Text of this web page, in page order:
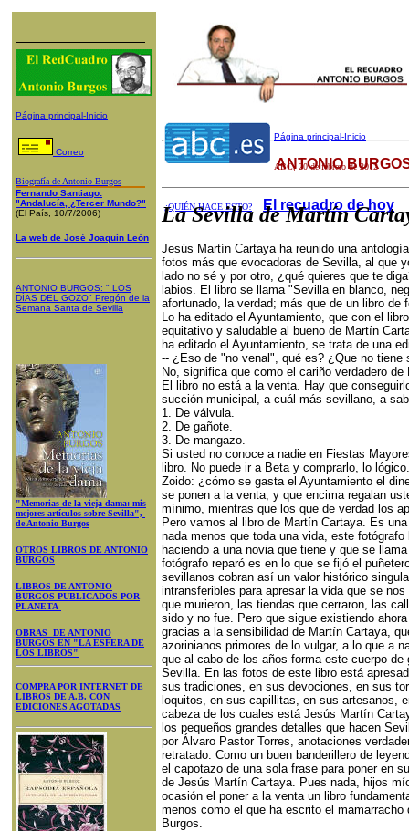
Página principal-Inicio
Correo
Biografía de Antonio Burgos
Fernando Santiago:
"Andalucía, ¿Tercer Mundo?"
(El País, 10/7/2006)
La web de José Joaquín León
ANTONIO BURGOS: " LOS
DÍAS DEL GOZO" Pregón de la
Semana Santa de Sevilla
"Memorias de la vieja dama: mis
mejores artículos sobre Sevilla",
de Antonio Burgos
OTROS LIBROS DE ANTONIO
BURGOS
LIBROS DE ANTONIO
BURGOS PUBLICADOS POR
PLANETA
OBRAS DE ANTONIO
BURGOS EN "LA ESFERA DE
LOS LIBROS"
COMPRA POR INTERNET DE
LIBROS DE A.B. CON
EDICIONES AGOTADAS
Página principal-Inicio
ABC, 20 de febrero de 2012
¿QUIÉN HACE ESTO? El recuadro de hoy
ANTONIO
La Sevilla de Martín
Jesús Martín Cartaya ha reunido una
fotos más que evocadoras de Sevilla, al que
lado no sé y por otro, ¿qué quieres que te
labios. El libro se llama "Sevilla en blanco,
afortunado, la verdad; más que de un libro
Lo ha editado el Ayuntamiento, que con el
equitativo y saludable al bueno de Martín
ha editado el Ayuntamiento, se trata de una
-- ¿Eso de "no venal", qué es? ¿Que no tiene
No, significa que como el cariño verdadero
El libro no está a la venta. Hay que
succión municipal, a cuál más sevillano, a
1. De válvula.
2. De gañote.
3. De mangazo.
Si usted no conoce a nadie en Fiestas
libro. No puede ir a Beta y comprarlo, lo
Zoido: ¿cómo se gasta el Ayuntamiento el
se ponen a la venta, y que encima regalan
mínimo, mientras que los que de verdad los
Pero vamos al libro de Martín Cartaya. Es
nada menos que toda una vida, este
haciendo a una novia que tiene y que se
fotógrafo reparó es en lo que se fijó el
sevillanos cobran así un valor histórico
intransferibles para apresar la vida que se
que murieron, las tiendas que cerraron, las
sido y no fue. Pero que sigue existiendo
gracias a la sensibilidad de Martín Cartaya,
azorinianos primores de lo vulgar, a lo que a
que al cabo de los años forma este cuerpo
Sevilla. En las fotos de este libro está
sus tradiciones, en sus devociones, en sus
loquitos, en sus capillitas, en sus artesanos,
cabeza de los cuales está Jesús Martín
los pequeños grandes detalles que hacen
por Álvaro Pastor Torres, anotaciones
retratado. Como un buen banderillero de
el capotazo de una sola frase para poner en
de Jesús Martín Cartaya. Pues nada, hijos
ocasión el poner a la venta un libro
menos como el que ha escrito el
Burgos.